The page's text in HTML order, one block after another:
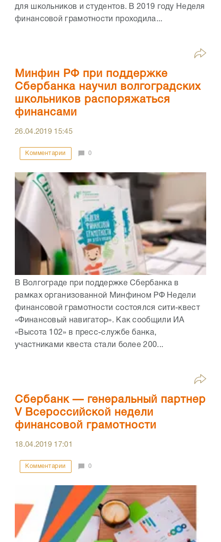
для школьников и студентов. В 2019 году Неделя
финансовой грамотности проходила...
Минфин РФ при поддержке
Сбербанка научил волгоградских
школьников распоряжаться
финансами
26.04.2019 15:45
Комментарии 0
В Волгограде при поддержке Сбербанка в
рамках организованной Минфином РФ Недели
финансовой грамотности состоялся сити-квест
«Финансовый навигатор». Как сообщили ИА
«Высота 102» в пресс-службе банка,
участниками квеста стали более 200...
Сбербанк — генеральный партнер
V Всероссийской недели
финансовой грамотности
18.04.2019 17:01
Комментарии 0